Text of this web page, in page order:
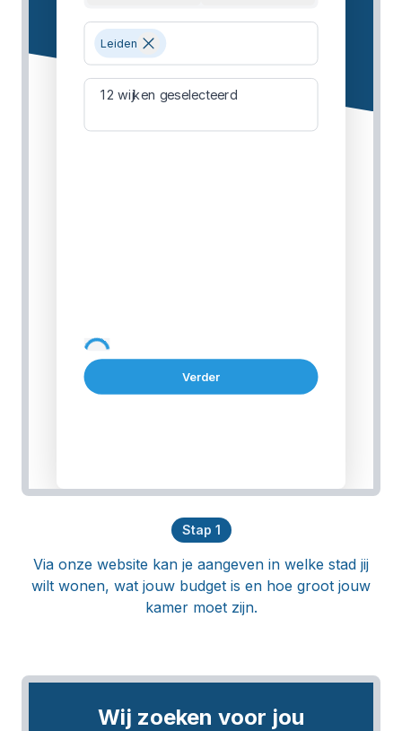
Leiden
12 wijken geselecteerd
Verder
Stap 1
Via onze website kan je aangeven in welke stad jij
wilt wonen, wat jouw budget is en hoe groot jouw
kamer moet zijn.
Wij zoeken voor jou